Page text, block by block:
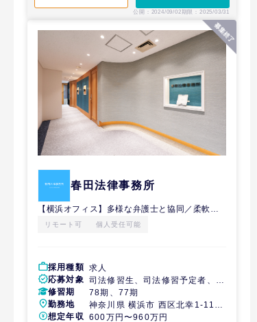
公開：2024/09/02期限：2025/03/31
春田法律事務所
【横浜オフィス】多様な弁護士と協同／柔軟な働き方／働きに見合った収入
リモート可 個人受任可能
採用種類 求人
応募対象 司法修習生、司法修習予定者、経
験弁護士
修習期
78期、77期
勤務地
神奈川県 横浜市 西区北幸1-11-
11 NMF横浜西口ビル7階
想定年収 600万円〜960万円